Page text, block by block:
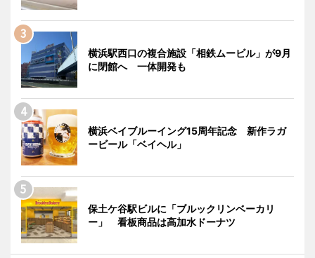
横浜駅西口の複合施設「相鉄ムービル」が9月
に閉館へ 一体開発も
横浜ベイブルーイング15周年記念 新作ラガ
ービール「ベイヘル」
保土ケ谷駅ビルに「ブルックリンベーカリ
ー」 看板商品は高加水ドーナツ